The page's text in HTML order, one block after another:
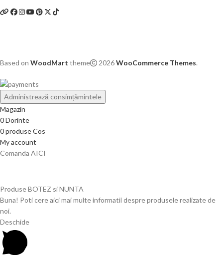
Based on WoodMart theme 2026WooCommerce Themes.
Administrează consimțămintele
Magazin
0Dorinte
0produseCos
My account
Comanda AICI
Produse BOTEZ si NUNTA
Buna! Poti cere aici mai multe informatii despre produsele realizate de
noi.
Deschide